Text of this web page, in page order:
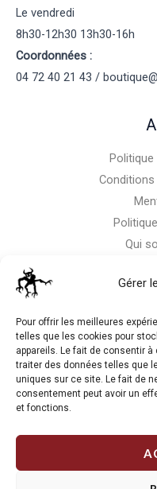
Gérer
Pour offrir les meilleures
telles que les cookies pour
appareils. Le fait de consentir
traiter des données telles que
uniques sur ce site. Le fait de
consentement peut avoir un
et fonctions.
Le vendredi
8h30-12h30 13h30-16h
Coordonnées :
04 72 40 21 43 /
Qui
La RC n'est pas notre